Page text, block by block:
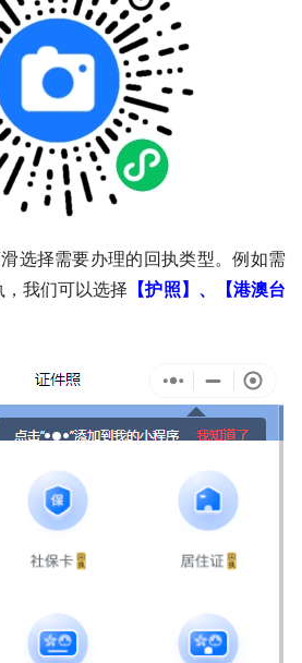
选择需要办理的回执类型。例如需
我们可以选择 【护照】、【港澳台